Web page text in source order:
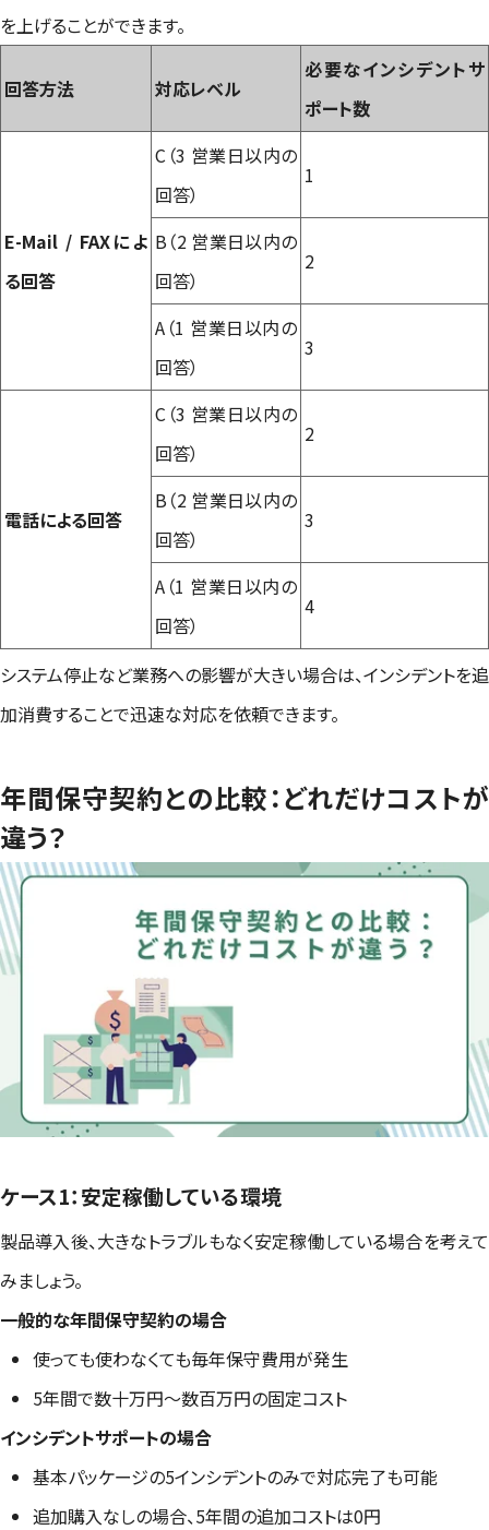
を上げることができます。
回答方法 対応レベル
必要なインシデントサ
ポート数
E-Mail / FAXによ
る回答
C（3 営業日以内の
回答）
1
B（2 営業日以内の
回答）
2
A（1 営業日以内の
回答）
3
電話による回答
C（3 営業日以内の
回答）
2
B（2 営業日以内の
回答）
3
A（1 営業日以内の
回答）
4
システム停止など業務への影響が大きい場合は、インシデントを追
加消費することで迅速な対応を依頼できます。
年間保守契約との比較：どれだけコストが
違う？
ケース1：安定稼働している環境
製品導入後、大きなトラブルもなく安定稼働している場合を考えて
みましょう。
一般的な年間保守契約の場合
使っても使わなくても毎年保守費用が発生
5年間で数十万円〜数百万円の固定コスト
インシデントサポートの場合
基本パッケージの5インシデントのみで対応完了も可能
追加購入なしの場合、5年間の追加コストは0円